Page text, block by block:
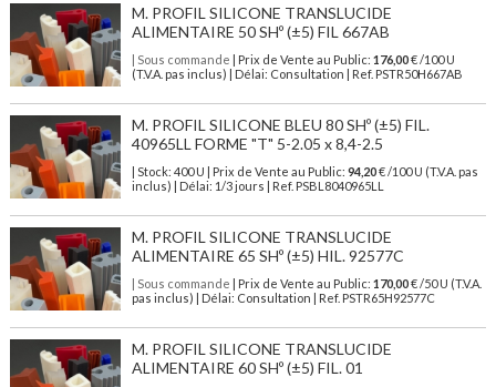
M. PROFIL SILICONE TRANSLUCIDE
ALIMENTAIRE 50 SHº (±5) FIL 667AB
| Sous commande | Prix de Vente au Public: 176,00€ /100 U
(T.V.A. pas inclus) | Délai: Consultation | Ref. PSTR50H667AB
M. PROFIL SILICONE BLEU 80 SHº (±5) FIL.
40965LL FORME "T" 5-2.05 x 8,4-2.5
| Stock: 400 U | Prix de Vente au Public: 94,20€/100 U (T.V.A. pas
inclus)
| Délai: 1/3 jours | Ref. PSBL8040965LL
M. PROFIL SILICONE TRANSLUCIDE
ALIMENTAIRE 65 SHº (±5) HIL. 92577C
| Sous commande | Prix de Vente au Public: 170,00€ /50 U (T.V.A.
pas inclus) | Délai: Consultation | Ref. PSTR65H92577C
M. PROFIL SILICONE TRANSLUCIDE
ALIMENTAIRE 60 SHº (±5) FIL. 01